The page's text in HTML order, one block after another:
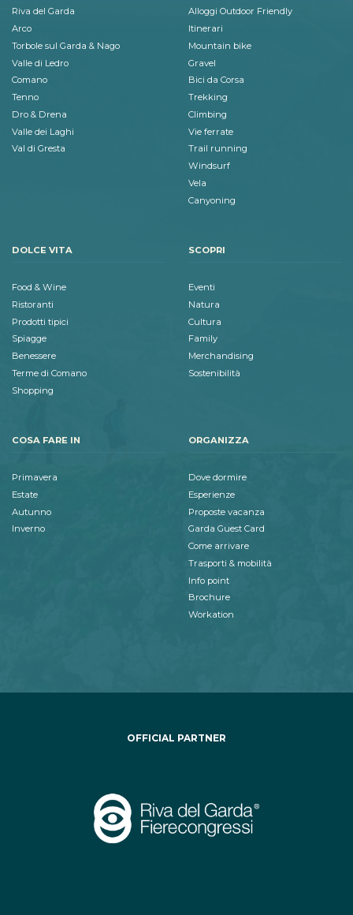
Riva del Garda
Arco
Torbole sul Garda & Nago
Valle di Ledro
Comano
Tenno
Dro & Drena
Valle dei Laghi
Val di Gresta
Alloggi Outdoor Friendly
Itinerari
Mountain bike
Gravel
Bici da Corsa
Trekking
Climbing
Vie ferrate
Trail running
Windsurf
Vela
Canyoning
DOLCE VITA
Food & Wine
Ristoranti
Prodotti tipici
Spiagge
Benessere
Terme di Comano
Shopping
SCOPRI
Eventi
Natura
Cultura
Family
Merchandising
Sostenibilità
COSA FARE IN
Primavera
Estate
Autunno
Inverno
ORGANIZZA
Dove dormire
Esperienze
Proposte vacanza
Garda Guest Card
Come arrivare
Trasporti & mobilità
Info point
Brochure
Workation
OFFICIAL PARTNER